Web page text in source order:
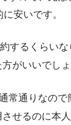
安いです。
するくらいな
がいいでしょ
常通りなので
せるのに本